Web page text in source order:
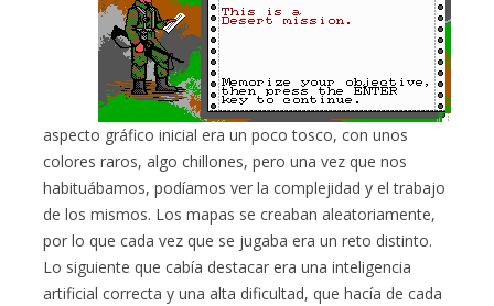
aspecto gráfico inicial era un poco tosco, con unos
colores raros, algo chillones, pero una vez que nos
habituábamos, podíamos ver la complejidad y el trabajo
de los mismos. Los mapas se creaban aleatoriamente,
por lo que cada vez que se jugaba era un reto distinto.
Lo siguiente que cabía destacar era una inteligencia
artificial correcta y una alta dificultad, que hacía de cada